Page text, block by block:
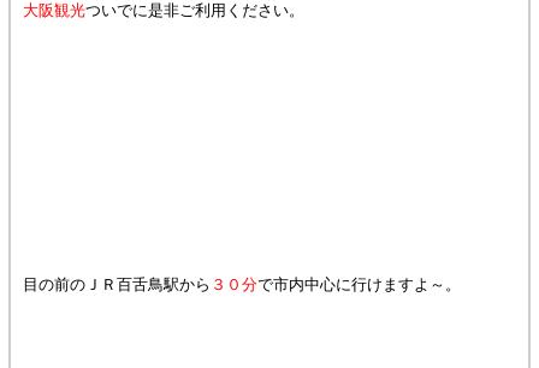
大阪観光ついでに是非ご利用ください。
目の前のＪＲ百舌鳥駅から ３０分で市内中心に行けますよ～。